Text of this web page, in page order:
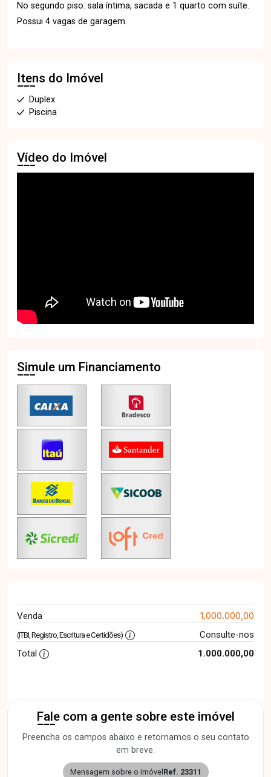
No segundo piso: sala íntima, sacada e 1 quarto com suíte.
Possui 4 vagas de garagem.
Itens do Imóvel
Duplex
Piscina
Vídeo do Imóvel
Simule um Financiamento
Venda 1.000.000,00
(ITBI, Registro, Escritura e Certidões)
Consulte-nos
Total
1.000.000,00
Fale com a gente sobre este imóvel
Preencha os campos abaixo e retornamos o seu contato
em breve.
Mensagem sobre o imóvel Ref. 23311